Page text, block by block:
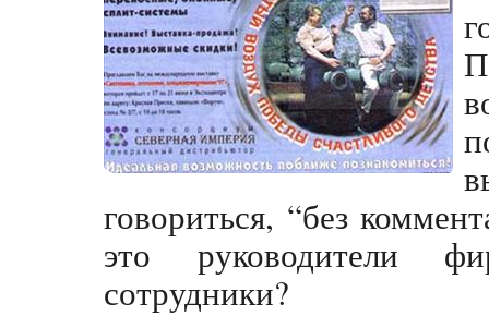
говориться, “без
это руководители
сотрудники?